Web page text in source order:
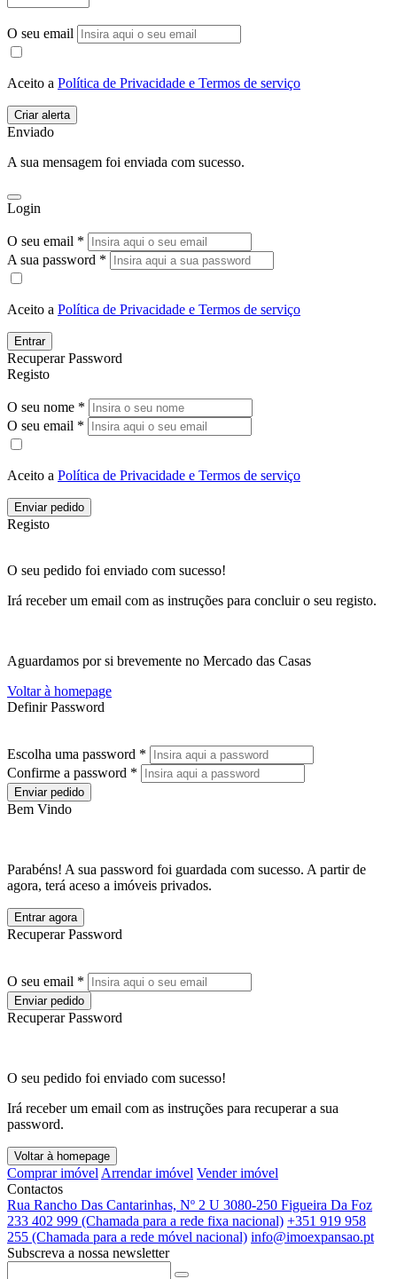
O seu email
Aceito a Política de Privacidade e Termos de serviço
Enviado
A sua mensagem foi enviada com sucesso.
Login
O seu email *
A sua password *
Aceito a Política de Privacidade e Termos de serviço
Entrar
Recuperar Password
Registo
O seu nome *
O seu email *
Aceito a Política de Privacidade e Termos de serviço
Enviar pedido
Registo
O seu pedido foi enviado com sucesso!
Irá receber um email com as instruções para concluir o seu registo.
Aguardamos por si brevemente no Mercado das Casas
Voltar à homepage
Definir Password
Escolha uma password *
Confirme a password *
Enviar pedido
Bem Vindo
Parabéns! A sua password foi guardada com sucesso. A partir de
agora, terá aceso a imóveis privados.
Entrar agora
Recuperar Password
O seu email *
Enviar pedido
Recuperar Password
O seu pedido foi enviado com sucesso!
Irá receber um email com as instruções para recuperar a sua
password.
Voltar à homepage
Comprar imóvel Arrendar imóvel Vender imóvel
Contactos
Rua Rancho Das Cantarinhas, Nº 2 U 3080-250 Figueira Da Foz
233 402 999 (Chamada para a rede fixa nacional) +351 919 958
255 (Chamada para a rede móvel nacional) info@imoexpansao.pt
Subscreva a nossa newsletter